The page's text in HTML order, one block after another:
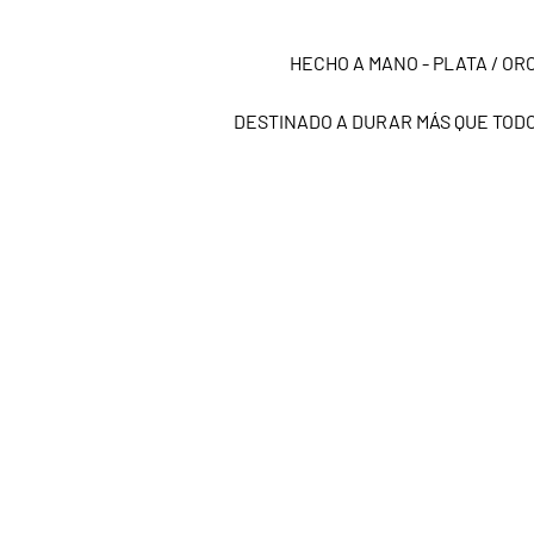
HECHO A MANO - PLATA /
DESTINADO A DURAR MÁS QUE